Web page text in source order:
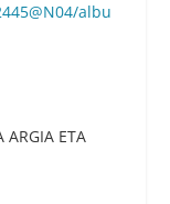
albu
ARGIA ETA